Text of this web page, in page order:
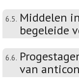
6.5. Middelen
begeleide
6.6.
van